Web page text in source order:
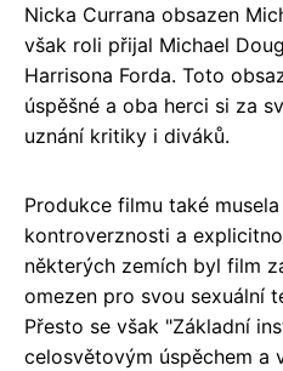
Nicka Currana obsazen
však roli přijal Michael
Harrisona Forda. Toto
úspěšné a oba herci si za
uznání kritiky i diváků.
Produkce filmu také
kontroverznosti a
některých zemích byl film
omezen pro svou sexuální
Přesto se však "Základní
celosvětovým úspěchem a